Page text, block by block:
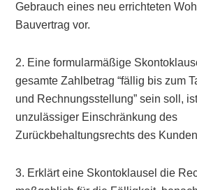
Gebrauch eines neu errichteten
Bauvertrag vor.
2. Eine formularmäßige
gesamte Zahlbetrag “fällig bis zum
und Rechnungsstellung” sein soll,
unzulässiger Einschränkung des
Zurückbehaltungsrechts des
3. Erklärt eine Skontoklausel die